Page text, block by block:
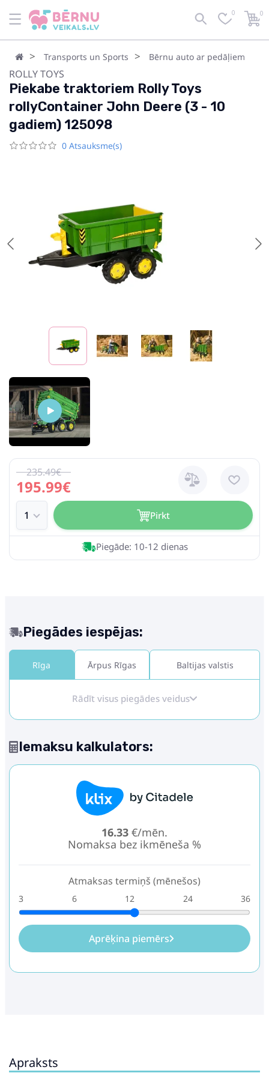
0 0
Transports un Sports Bērnu auto ar pedāļiem
ROLLY TOYS
Piekabe traktoriem Rolly Toys
rollyContainer John Deere (3 - 10
gadiem) 125098
0 Atsauksme(s)
195.99€
235.49€
Pirkt
Piegāde: 10-12 dienas
Piegādes iespējas:
Rīga Ārpus Rīgas Baltijas valstis
Rādīt visus piegādes veidus
Iemaksu kalkulators:
16.33 €/mēn.
Nomaksa bez ikmēneša %
Atmaksas termiņš (mēnešos)
3 6 12 24 36
Aprēķina piemērs
Apraksts